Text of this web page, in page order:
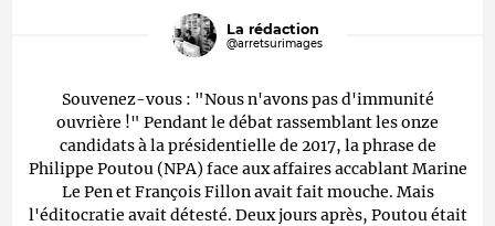
La rédaction
@arretsurimages
Souvenez-vous : "Nous n'avons pas d'immunité
ouvrière !" Pendant le débat rassemblant les onze
candidats à la présidentielle de 2017, la phrase de
Philippe Poutou (NPA) face aux affaires accablant Marine
Le Pen et François Fillon avait fait mouche. Mais
l'éditocratie avait détesté. Deux jours après, Poutou était